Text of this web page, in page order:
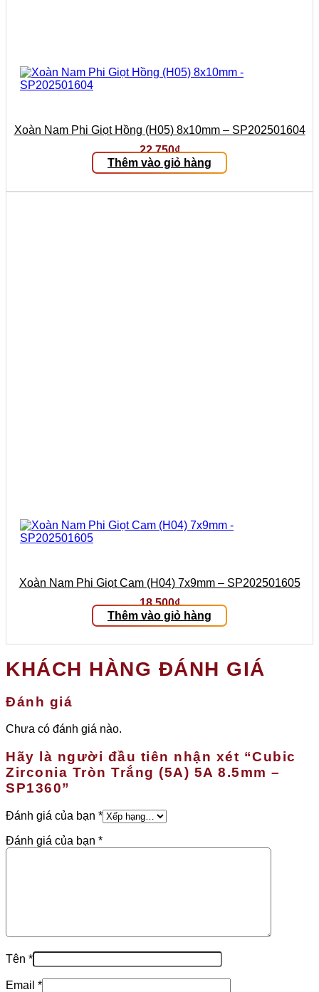
Xoàn Nam Phi Giọt Hồng (H05) 8x10mm – SP202501604
22.750₫
Thêm vào giỏ hàng
Xoàn Nam Phi Giọt Cam (H04) 7x9mm – SP202501605
18.500₫
Thêm vào giỏ hàng
KHÁCH HÀNG ĐÁNH GIÁ
Đánh giá
Chưa có đánh giá nào.
Hãy là người đầu tiên nhận xét “Cubic
Zirconia Tròn Trắng (5A) 5A 8.5mm –
SP1360”
Đánh giá của bạn *
Đánh giá của bạn *
Tên *
Email *